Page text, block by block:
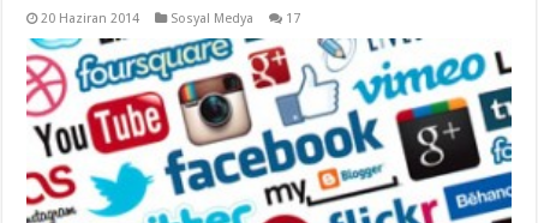
20 Haziran 2014 Sosyal Medya 17